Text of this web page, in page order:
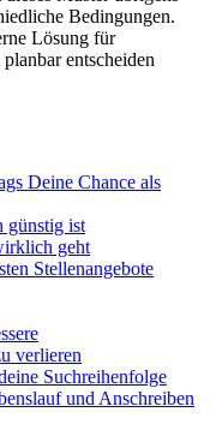
Bedingungen.
Lösung für
entscheiden
Deine Chance als
günstig ist
geht
Stellenangebote
verlieren
Suchreihenfolge
und Anschreiben